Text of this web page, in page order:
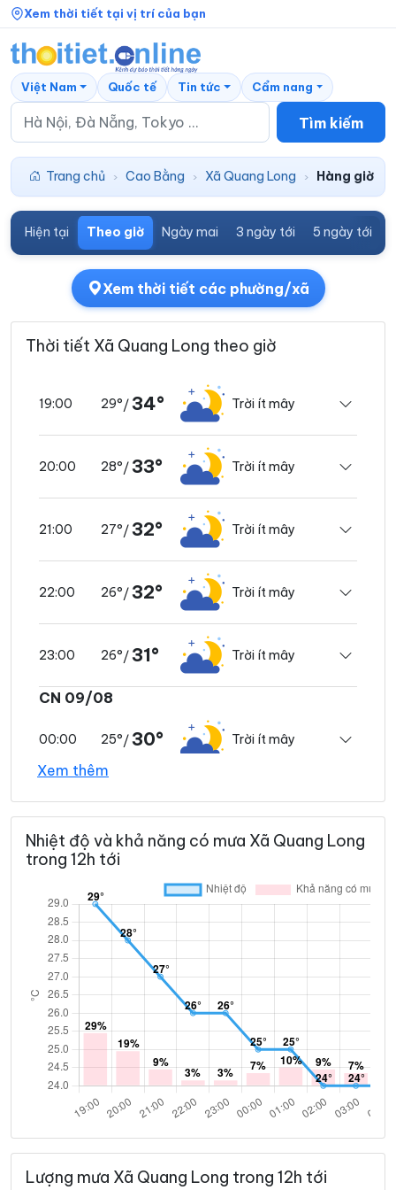
Xem thời tiết tại vị trí của bạn
Tìm kiếm
Việt Nam Quốc tế Tin tức Cẩm nang
Trang chủ › Cao Bằng › Xã Quang Long › Hàng giờ
Hiện tại Theo giờ Ngày mai 3 ngày tới 5 ngày tới
Xem thời tiết các phường/xã
Thời tiết Xã Quang Long theo giờ
19:00 29°/ 34° Trời ít mây
20:00 28°/ 33° Trời ít mây
21:00 27°/ 32° Trời ít mây
22:00 26°/ 32° Trời ít mây
23:00 26°/ 31° Trời ít mây
CN 09/08
00:00 25°/ 30° Trời ít mây
01:00 25°/30° Trời ít mây
02:00 24°
03:00 24°/29° Trời ít mây
04:00 24°/29° Trời ít mây
05:00 24°/28° Trời ít mây
06:00 24° 28° Trời ít mây
07:00 26°/32° Trời quang đãng
Xem thêm
Nhiệt độ và khả năng có mưa Xã Quang Long
trong 12h tới
Lượng mưa Xã Quang Long trong 12h tới